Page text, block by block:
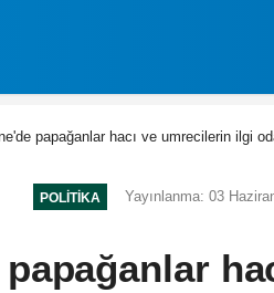
papağanlar hacı ve umrecilerin ilgi
POLITIKA Yayınlanma: 03